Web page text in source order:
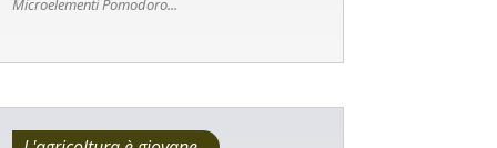
Microelementi Pomodoro...